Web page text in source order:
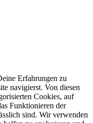
Erfahrungen zu
navigierst. Von diesen
Cookies, auf
Funktionieren der
sind. Wir verwenden